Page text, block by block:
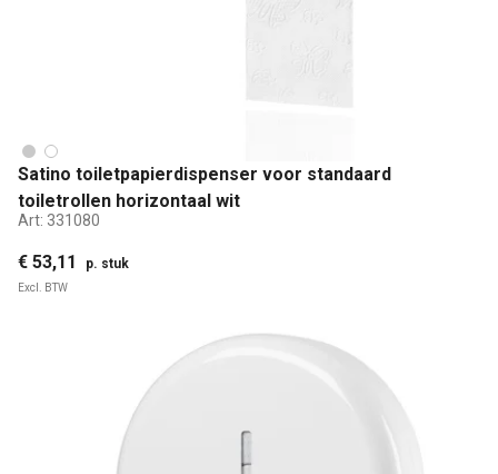
Satino toiletpapierdispenser voor standaard
toiletrollen horizontaal wit
Art: 331080
€ 53,11 p. stuk
Excl. BTW